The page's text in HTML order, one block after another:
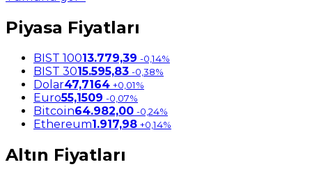
Piyasa Fiyatları
BIST 10013.779,39 -0,14%
BIST 3015.595,83 -0,38%
Dolar47,7164 +0,01%
Euro55,1509 -0,07%
Bitcoin64.982,00 -0,24%
Ethereum1.917,98 +0,14%
Altın Fiyatları